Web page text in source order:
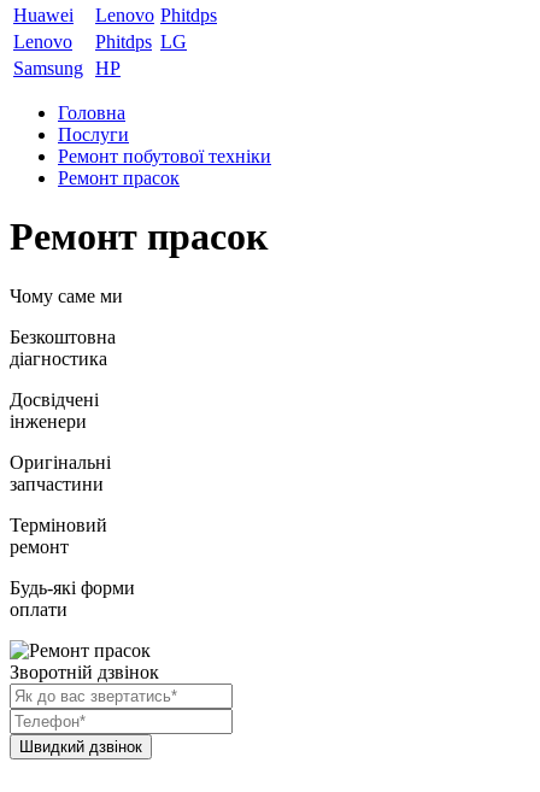
Huawei
Lenovo Phitdps
Lenovo
Phitdps LG
Samsung HP
Головна
Послуги
Ремонт побутової техніки
Ремонт прасок
Ремонт прасок
Чому саме ми
Безкоштовна
діагностика
Досвідчені
інженери
Оригінальні
запчастини
Терміновий
ремонт
Будь-які форми
оплати
Зворотній дзвінок